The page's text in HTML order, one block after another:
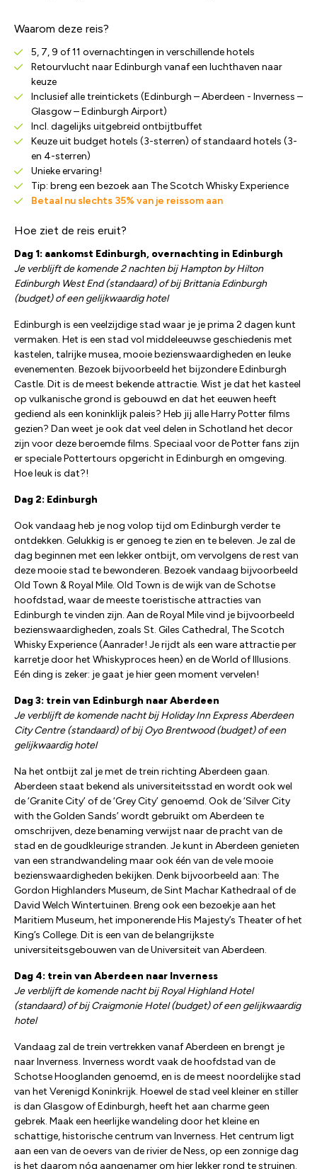
Waarom deze reis?
5, 7, 9 of 11 overnachtingen in verschillende hotels
Retourvlucht naar Edinburgh vanaf een luchthaven naar
keuze
Inclusief alle treintickets (Edinburgh – Aberdeen - Inverness –
Glasgow – Edinburgh Airport)
Incl. dagelijks uitgebreid ontbijtbuffet
Keuze uit budget hotels (3-sterren) of standaard hotels (3-
en 4-sterren)
Unieke ervaring!
Tip: breng een bezoek aan The Scotch Whisky Experience
Betaal nu slechts 35% van je reissom aan
Hoe ziet de reis eruit?
Dag 1: aankomst Edinburgh, overnachting in Edinburgh
Je verblijft de komende 2 nachten bij Hampton by Hilton
Edinburgh West End (standaard) of bij Brittania Edinburgh
(budget) of een gelijkwaardig hotel
Edinburgh is een veelzijdige stad waar je je prima 2 dagen kunt
vermaken. Het is een stad vol middeleeuwse geschiedenis met
kastelen, talrijke musea, mooie bezienswaardigheden en leuke
evenementen. Bezoek bijvoorbeeld het bijzondere Edinburgh
Castle. Dit is de meest bekende attractie. Wist je dat het kasteel
op vulkanische grond is gebouwd en dat het eeuwen heeft
gediend als een koninklijk paleis? Heb jij alle Harry Potter films
gezien? Dan weet je ook dat veel delen in Schotland het decor
zijn voor deze beroemde films. Speciaal voor de Potter fans zijn
er speciale Pottertours opgericht in Edinburgh en omgeving.
Hoe leuk is dat?!
Dag 2: Edinburgh
Ook vandaag heb je nog volop tijd om Edinburgh verder te
ontdekken. Gelukkig is er genoeg te zien en te beleven. Je zal de
dag beginnen met een lekker ontbijt, om vervolgens de rest van
deze mooie stad te bewonderen. Bezoek vandaag bijvoorbeeld
Old Town & Royal Mile. Old Town is de wijk van de Schotse
hoofdstad, waar de meeste toeristische attracties van
Edinburgh te vinden zijn. Aan de Royal Mile vind je bijvoorbeeld
bezienswaardigheden, zoals St. Giles Cathedral, The Scotch
Whisky Experience (Aanrader! Je rijdt als een ware attractie per
karretje door het Whiskyproces heen) en de World of Illusions.
Eén ding is zeker: je gaat je hier geen moment vervelen!
Dag 3: trein van Edinburgh naar Aberdeen
Je verblijft de komende nacht bij Holiday Inn Express Aberdeen
City Centre (standaard) of bij Oyo Brentwood (budget) of een
gelijkwaardig hotel
Na het ontbijt zal je met de trein richting Aberdeen gaan.
Aberdeen staat bekend als universiteitsstad en wordt ook wel
de ‘Granite City’ of de ‘Grey City’ genoemd. Ook de ‘Silver City
with the Golden Sands’ wordt gebruikt om Aberdeen te
omschrijven, deze benaming verwijst naar de pracht van de
stad en de goudkleurige stranden. Je kunt in Aberdeen genieten
van een strandwandeling maar ook één van de vele mooie
bezienswaardigheden bekijken. Denk bijvoorbeeld aan: The
Gordon Highlanders Museum, de Sint Machar Kathedraal of de
David Welch Wintertuinen. Breng ook een bezoekje aan het
Maritiem Museum, het imponerende His Majesty’s Theater of het
King’s College. Dit is een van de belangrijkste
universiteitsgebouwen van de Universiteit van Aberdeen.
Dag 4: trein van Aberdeen naar Inverness
Je verblijft de komende nacht bij Royal Highland Hotel
(standaard) of bij Craigmonie Hotel (budget) of een gelijkwaardig
hotel
Vandaag zal de trein vertrekken vanaf Aberdeen en brengt je
naar Inverness. Inverness wordt vaak de hoofdstad van de
Schotse Hooglanden genoemd, en is de meest noordelijke stad
van het Verenigd Koninkrijk. Hoewel de stad veel kleiner en stiller
is dan Glasgow of Edinburgh, heeft het aan charme geen
gebrek. Maak een heerlijke wandeling door het kleine en
schattige, historische centrum van Inverness. Het centrum ligt
aan een van de oevers van de rivier de Ness, op een zonnige dag
is het daarom nóg aangenamer om hier lekker rond te struinen.